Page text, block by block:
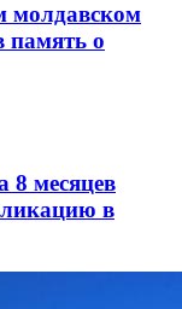
молдавском
память о
8 месяцев
в